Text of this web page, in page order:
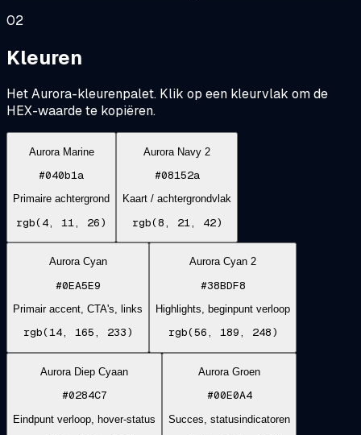
02
Kleuren
Het Aurora-kleurenpalet. Klik op een kleurvlak om de
HEX-waarde te kopiëren.
Aurora Marine
#040b1a
Primaire achtergrond
rgb(4, 11, 26)
Aurora Navy 2
#08152a
Kaart / achtergrondvlak
rgb(8, 21, 42)
Aurora Cyan
#0EA5E9
Primair accent, CTA's, links
rgb(14, 165, 233)
Aurora Cyan 2
#38BDF8
Highlights, beginpunt verloop
rgb(56, 189, 248)
Aurora Diep Cyaan
#0284C7
Eindpunt verloop, hover-status
Aurora Groen
#00E0A4
Succes, statusindicatoren